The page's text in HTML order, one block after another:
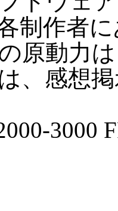
制作者
原動力
、感想
3000